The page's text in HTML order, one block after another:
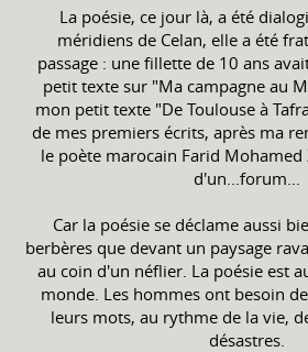
La poésie, ce jour là, a été
méridiens de Celan, elle a été
passage : une fillette de 10 ans
petit texte sur "Ma campagne au
mon petit texte "De Toulouse à
de mes premiers écrits, après ma
le poète marocain Farid Mohamed
d'un...forum...
Car la poésie se déclame aussi
berbères que devant un paysage
au coin d'un néflier. La poésie est
monde. Les hommes ont besoin
leurs mots, au rythme de la vie,
désastres.